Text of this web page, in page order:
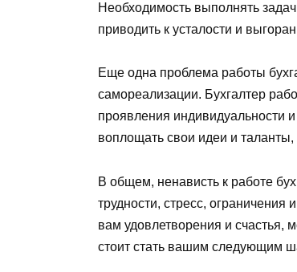
Необходимость выполнять
приводить к усталости и
Еще одна проблема работы
самореализации. Бухгалтер
проявления индивидуальности
воплощать свои идеи и таланты,
В общем, ненависть к работе
трудности, стресс, ограничения
вам удовлетворения и счастья,
стоит стать вашим следующим